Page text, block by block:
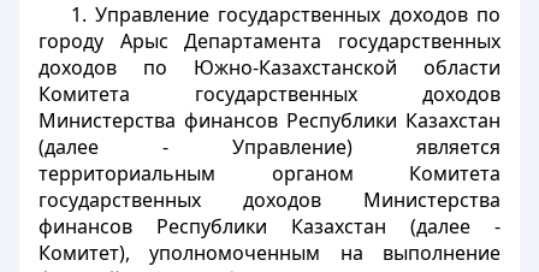
1. Управление государственных доходов по
городу Арыс Департамента государственных
доходов по Южно-Казахстанской области
Комитета государственных доходов
Министерства финансов Республики Казахстан
(далее - Управление) является
территориальным органом Комитета
государственных доходов Министерства
финансов Республики Казахстан (далее -
Комитет), уполномоченным на выполнение